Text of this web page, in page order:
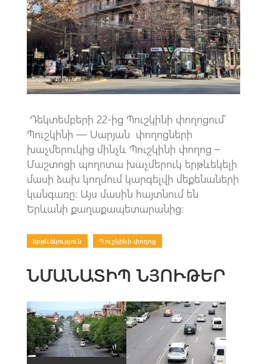
k p
p
Դեկտեմբերի 22-ից Պուշկինի փողոցում՝
Պուշկինի — Սարյան փողոցների
խաչմերուկից մինչև Պուշկինի փողոց –
Մաշտոցի պողոտա խաչմերուկ երթևեկելի
մասի ձախ կողմում կարգելվի մեքենաների
կանգառը: Այս մասին հայտնում են
Երևանի քաղաքապետարանից:
երթևեկություն Պուշկինի փողոց
ՆՄԱՆԱՏԻՊ ՆՅՈՒԹԵՐ